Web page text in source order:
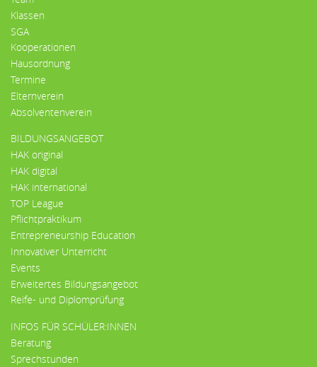
Klassen
SGA
Kooperationen
Hausordnung
Termine
Elternverein
Absolventenverein
BILDUNGSANGEBOT
HAK original
HAK digital
HAK international
TOP League
Pflichtpraktikum
Entrepreneurship Education
Innovativer Unterricht
Events
Erweitertes Bildungsangebot
Reife- und Diplomprüfung
INFOS FÜR SCHÜLER:INNEN
Beratung
Sprechstunden